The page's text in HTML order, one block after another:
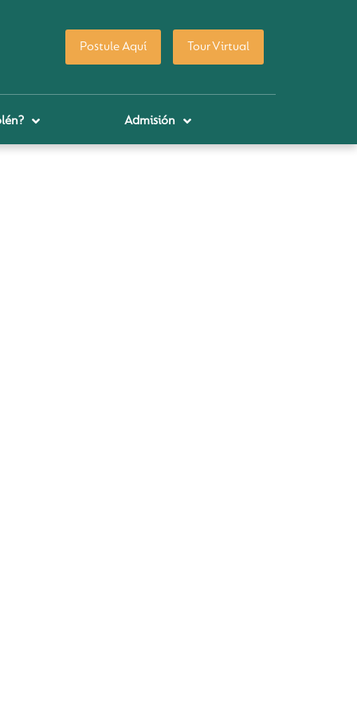
Postule Aquí Tour Virtual
Admisión